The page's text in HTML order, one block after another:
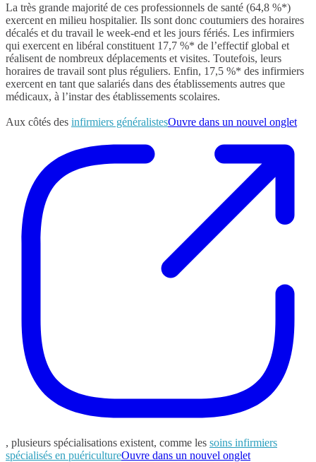
La très grande majorité de ces professionnels de santé (64,8 %*)
exercent en milieu hospitalier. Ils sont donc coutumiers des horaires
décalés et du travail le week-end et les jours fériés. Les infirmiers
qui exercent en libéral constituent 17,7 %* de l’effectif global et
réalisent de nombreux déplacements et visites. Toutefois, leurs
horaires de travail sont plus réguliers. Enfin, 17,5 %* des infirmiers
exercent en tant que salariés dans des établissements autres que
médicaux, à l’instar des établissements scolaires.
Aux côtés des infirmiers généralistesOuvre dans un nouvel onglet
, plusieurs spécialisations existent, comme les soins infirmiers
spécialisés en puéricultureOuvre dans un nouvel onglet